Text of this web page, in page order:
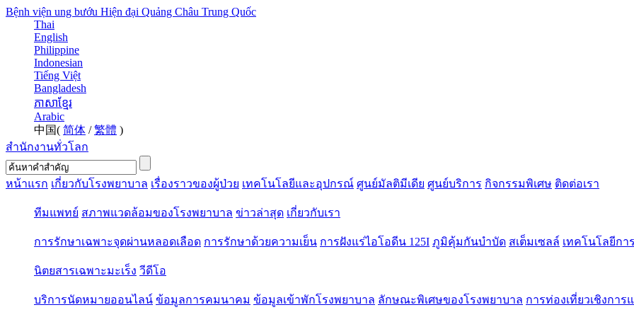
Bệnh viện ung bướu Hiện đại Quảng Châu Trung Quốc
Thai
English
Philippine
Indonesian
Tiếng Việt
Bangladesh
ភាសាខ្មែរ
Arabic
中国( 简体 /繁體 )
สำนักงานทั่วโลก
หน้าแรก เกี่ยวกับโรงพยาบาล เรื่องราวของผู้ป่วย เทคโนโลยีและอุปกรณ์ ศูนย์มัลติมีเดีย ศูนย์บริการ กิจกรรมพิเศษ ติดต่อเรา
ทีมแพทย์ สภาพแวดล้อมของโรงพยาบาล ข่าวล่าสุด เกี่ยวกับเรา
การรักษาเฉพาะจุดผ่านหลอดเลือด การรักษาด้วยความเย็น การฝังแร่ไอโอดีน 125I ภูมิคุ้มกันบำบัด สเต็มเซลล์ เทคโนโลยีกา
นิตยสารเฉพาะมะเร็ง วีดีโอ
บริการนัดหมายออนไลน์ ข้อมูลการคมนาคม ข้อมูลเข้าพักโรงพยาบาล ลักษณะพิเศษของโรงพยาบาล การท่องเที่ยวเชิงการ